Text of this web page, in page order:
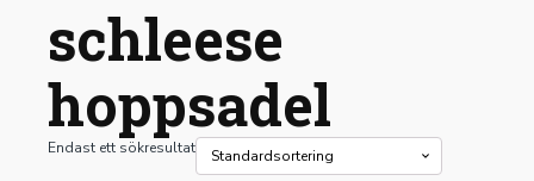
schleese
hoppsadel
Endast ett sökresultat